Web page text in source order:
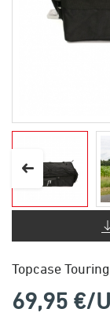
Topcase
69,95 €/